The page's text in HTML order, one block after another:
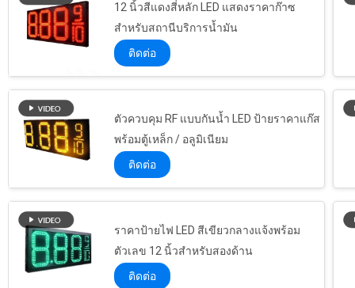
12 นิ้วสีแดงสี่หลัก LED แสดงราคาก๊าซ
สำหรับสถานีบริการน้ำมัน
ติดต่อ
ตัวควบคุม RF แบบกันน้ำ LED ป้ายราคาแก๊ส
พร้อมตู้เหล็ก / อลูมิเนียม
ติดต่อ
ราคาป้ายไฟ LED สีเขียวกลางแจ้งพร้อม
ตัวเลข 12 นิ้วสำหรับสองด้าน
ติดต่อ
8 &#39;&#39; 200 มม. ความสูงคริกเก็ตดิจิตอลคะแนนบอร์ดแสดงผลพร้อมกล่องควบคุม PVC